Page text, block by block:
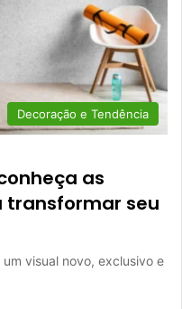
Decoração e Tendência
as
transformar seu
visual novo, exclusivo e